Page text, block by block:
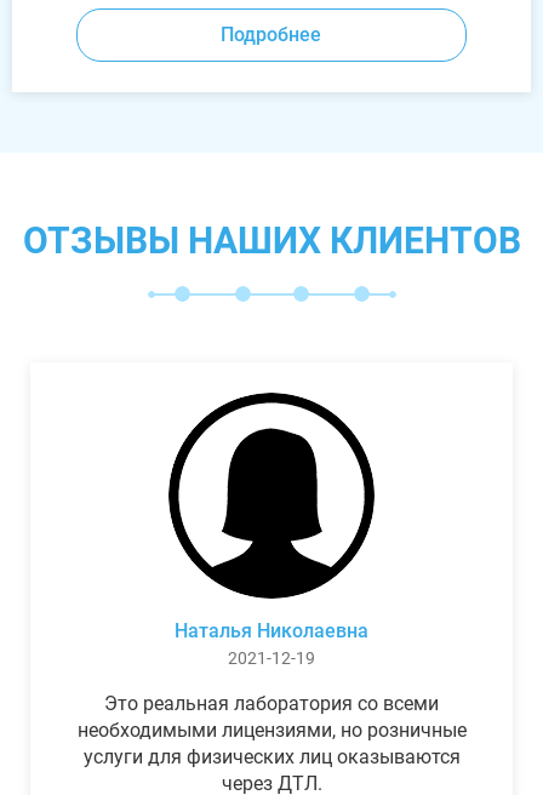
Подробнее
ОТЗЫВЫ НАШИХ КЛИЕНТОВ
Наталья Николаевна
2021-12-19
Это реальная лаборатория со всеми
необходимыми лицензиями, но розничные
услуги для физических лиц оказываются
через ДТЛ.